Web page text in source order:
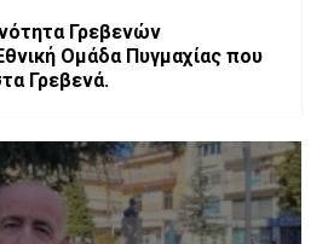
Γρεβενών
Ομάδα Πυγμαχίας που
Γρεβενά.